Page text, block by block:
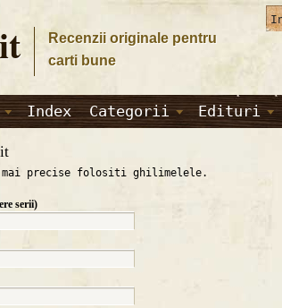
Recenzii originale pentru
carti bune
Index Categorii Edituri
mai precise folositi ghilimelele.
serii)